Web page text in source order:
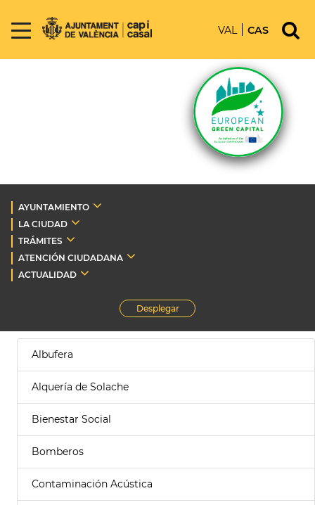
VAL CAS
AYUNTAMIENTO
LA CIUDAD
TRÁMITES
ATENCIÓN CIUDADANA
ACTUALIDAD
Desplegar
Albufera
Alquería de Solache
Bienestar Social
Bomberos
Contaminación Acústica